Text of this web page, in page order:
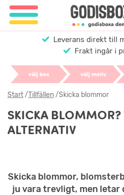
Leverans direkt till
Frakt ingår i
välj box välj motiv
Start/Tillfällen/Skicka blommor
SKICKA
ALTERNATIV
Skicka blommor,
ju vara trevligt, men letar